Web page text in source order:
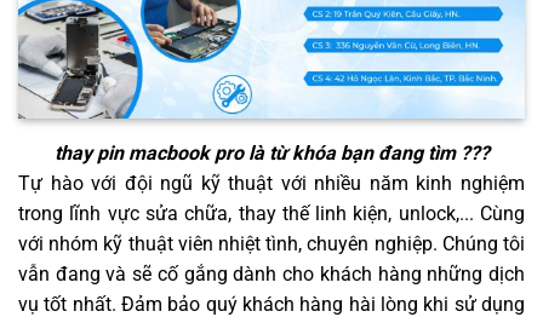
thay pin macbook prolà từ khóa bạn đang tìm ???
Tự hào với đội ngũ kỹ thuật với nhiều năm kinh nghiệm
trong lĩnh vực sửa chữa, thay thế linh kiện, unlock,... Cùng
với nhóm kỹ thuật viên nhiệt tình, chuyên nghiệp. Chúng tôi
vẫn đang và sẽ cố gắng dành cho khách hàng những dịch
vụ tốt nhất. Đảm bảo quý khách hàng hài lòng khi sử dụng